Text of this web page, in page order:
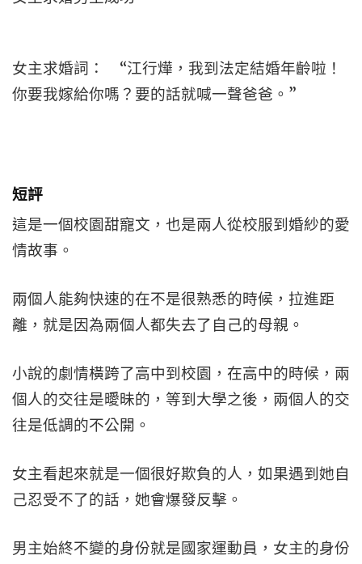
女主求婚詞： “江行燁，我到法定結婚年齡啦！
你要我嫁給你嗎？要的話就喊一聲爸爸。”
短評
這是一個校園甜寵文，也是兩人從校服到婚紗的愛
情故事。
兩個人能夠快速的在不是很熟悉的時候，拉進距
離，就是因為兩個人都失去了自己的母親。
小說的劇情橫跨了高中到校園，在高中的時候，兩
個人的交往是曖昧的，等到大學之後，兩個人的交
往是低調的不公開。
女主看起來就是一個很好欺負的人，如果遇到她自
己忍受不了的話，她會爆發反擊。
男主始終不變的身份就是國家運動員，女主的身份